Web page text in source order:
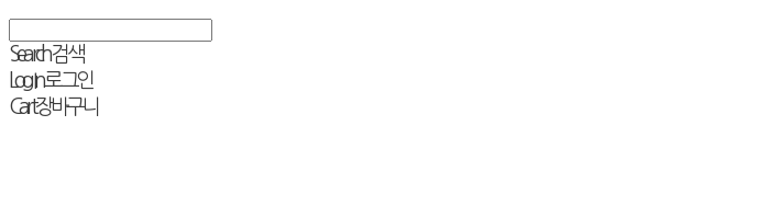
Search검색
Log In로그인
Cart장바구니